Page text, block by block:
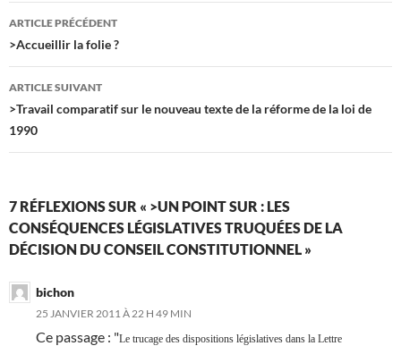
Navigation
des
articles
ARTICLE PRÉCÉDENT
>Accueillir la folie ?
ARTICLE SUIVANT
>Travail comparatif sur le nouveau texte de la réforme de la loi de
1990
7 RÉFLEXIONS SUR « >UN POINT SUR : LES
CONSÉQUENCES LÉGISLATIVES TRUQUÉES DE LA
DÉCISION DU CONSEIL CONSTITUTIONNEL »
bichon
25 JANVIER 2011 À 22 H 49 MIN
Ce passage : "Le trucage des dispositions législatives dans la Lettre